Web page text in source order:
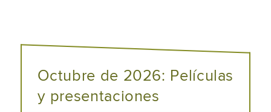
Octubre de 2026: Películas
y presentaciones